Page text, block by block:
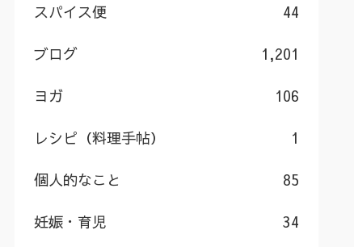
スパイス便 44
ブログ 1,201
ヨガ 106
レシピ（料理手帖） 1
個人的なこと 85
妊娠・育児 34